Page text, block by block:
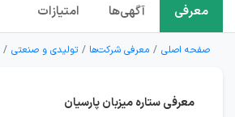
معرفی آگهی‌ها امتیازات
صفحه اصلی معرفی شرکت‌ها تولیدی و صنعتی
معرفی ستاره میزبان پارسیان